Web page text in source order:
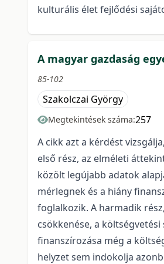
kulturális élet fejlődési
A magyar gazdaság
85-102
Szakolczai György
Megtekintések száma:257
A cikk azt a kérdést
első rész, az elméleti
közölt legújabb adatok
mérlegnek és a hiány
foglalkozik. A harmadik
csökkenése, a
finanszírozása még a
helyzet sem indokolja